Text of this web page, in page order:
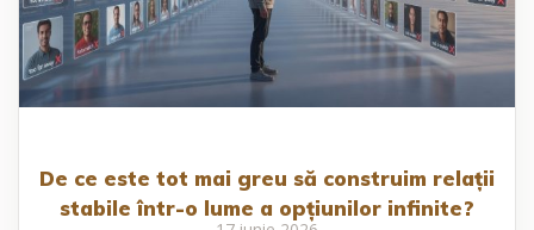
De ce este tot mai greu să construim relații
stabile într-o lume a opțiunilor infinite?